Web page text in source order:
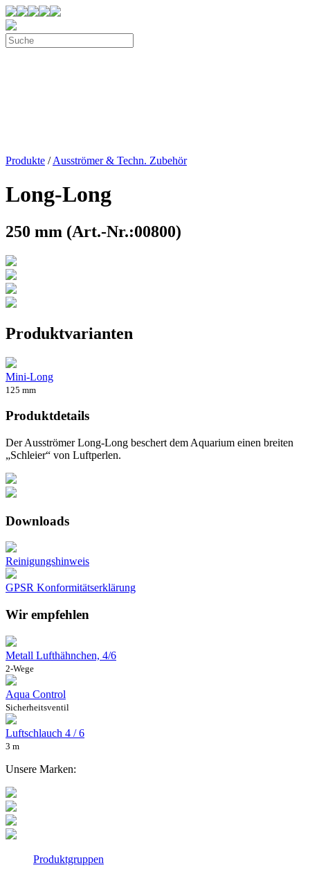
Produkte /Ausströmer & Techn. Zubehör
Long-Long
250 mm (Art.-Nr.:00800)
Produktvarianten
Mini-Long
125 mm
Produktdetails
Der Ausströmer Long-Long beschert dem Aquarium einen breiten
„Schleier“ von Luftperlen.
Downloads
Reinigungshinweis
GPSR Konformitätserklärung
Wir empfehlen
Metall Lufthähnchen, 4/6
2-Wege
Aqua Control
Sicherheitsventil
Luftschlauch 4 / 6
3 m
Unsere Marken:
Produktgruppen